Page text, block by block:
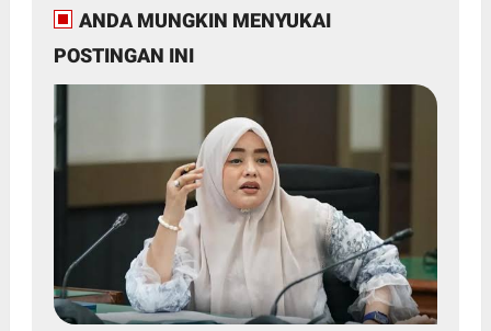
ANDA MUNGKIN MENYUKAI
POSTINGAN INI